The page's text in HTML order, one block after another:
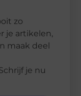
zo
je artikelen,
maak deel
je nu